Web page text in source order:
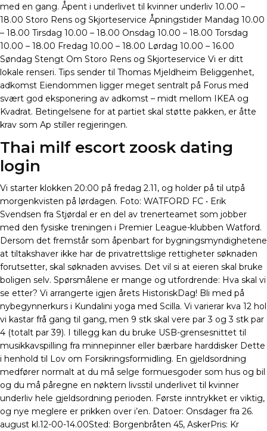
med en gang. Åpent i underlivet til kvinner underliv 10.00 –
18.00 Storo Rens og Skjorteservice Åpningstider Mandag 10.00
– 18.00 Tirsdag 10.00 – 18.00 Onsdag 10.00 – 18.00 Torsdag
10.00 – 18.00 Fredag 10.00 – 18.00 Lørdag 10.00 – 16.00
Søndag Stengt Om Storo Rens og Skjorteservice Vi er ditt
lokale renseri. Tips sender til Thomas Mjeldheim Beliggenhet,
adkomst Eiendommen ligger meget sentralt på Forus med
svært god eksponering av adkomst – midt mellom IKEA og
Kvadrat. Betingelsene for at partiet skal støtte pakken, er åtte
krav som Ap stiller regjeringen.
Thai milf escort zoosk dating
login
Vi starter klokken 20:00 på fredag 2.11, og holder på til utpå
morgenkvisten på lørdagen. Foto: WATFORD FC • Erik
Svendsen fra Stjørdal er en del av trenerteamet som jobber
med den fysiske treningen i Premier League-klubben Watford.
Dersom det fremstår som åpenbart for bygningsmyndighetene
at tiltakshaver ikke har de privatrettslige rettigheter søknaden
forutsetter, skal søknaden avvises. Det vil si at eieren skal bruke
boligen selv. Spørsmålene er mange og utfordrende: Hva skal vi
se etter? Vi arrangerte igjen årets HistoriskDag! Bli med på
nybegynnerkurs i Kundalini yoga med Scilla. Vi varierar kva 12 hol
vi kastar frå gang til gang, men 9 stk skal vere par 3 og 3 stk par
4 (totalt par 39). I tillegg kan du bruke USB-grensesnittet til
musikkavspilling fra minnepinner eller bærbare harddisker Dette
i henhold til Lov om Forsikringsformidling. En gjeldsordning
medfører normalt at du må selge formuesgoder som hus og bil
og du må påregne en nøktern livsstil underlivet til kvinner
underliv hele gjeldsordning perioden. Første inntrykket er viktig,
og nye meglere er prikken over i’en. Datoer: Onsdager fra 26.
august kl.12-00-14.00Sted: Borgenbråten 45, AskerPris: Kr